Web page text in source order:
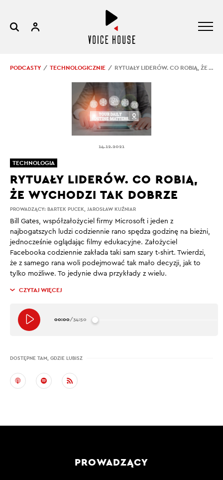
PODCASTY TECHNOLOGICZNIE RYTUAŁY LIDERÓW. CO ROBIĄ, ŻE WYCHODZI TAK DOBRZE
14.12.2021
PROWADZĄCY: BARTEK PUCEK, JAROSŁAW KUŹNIAR
RYTUAŁY LIDERÓW. CO ROBIĄ,
ŻE WYCHODZI TAK DOBRZE
Bill Gates, współzałożyciel firmy Microsoft i jeden z
najbogatszych ludzi codziennie rano spędza godzinę na bieżni,
jednocześnie oglądając filmy edukacyjne. Założyciel
Facebooka codziennie zakłada taki sam szary t‑shirt. Twierdzi,
że z samego rana woli podejmować tak mało decyzji, jak to
tylko możliwe. To jedynie dwa przykłady z wielu.
CZYTAJ WIĘCEJ
00:00/34:50
DOSTĘPNE TAM, GDZIE LUBISZ
TECHNOLOGIA
PROWADZĄCY